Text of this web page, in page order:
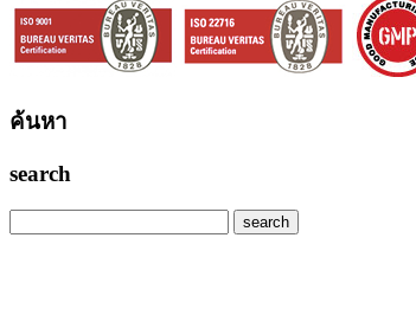
ค้นหา
search